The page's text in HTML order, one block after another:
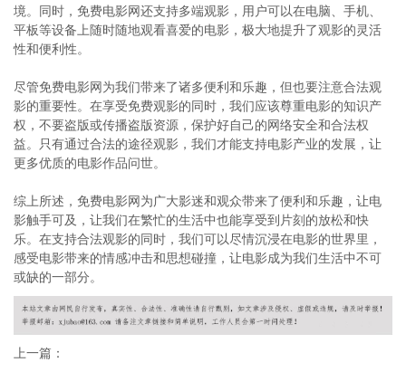
境。同时，免费电影网还支持多端观影，用户可以在电脑、手机、
平板等设备上随时随地观看喜爱的电影，极大地提升了观影的灵活
性和便利性。
尽管免费电影网为我们带来了诸多便利和乐趣，但也要注意合法观
影的重要性。在享受免费观影的同时，我们应该尊重电影的知识产
权，不要盗版或传播盗版资源，保护好自己的网络安全和合法权
益。只有通过合法的途径观影，我们才能支持电影产业的发展，让
更多优质的电影作品问世。
综上所述，免费电影网为广大影迷和观众带来了便利和乐趣，让电
影触手可及，让我们在繁忙的生活中也能享受到片刻的放松和快
乐。在支持合法观影的同时，我们可以尽情沉浸在电影的世界里，
感受电影带来的情感冲击和思想碰撞，让电影成为我们生活中不可
或缺的一部分。
上一篇：